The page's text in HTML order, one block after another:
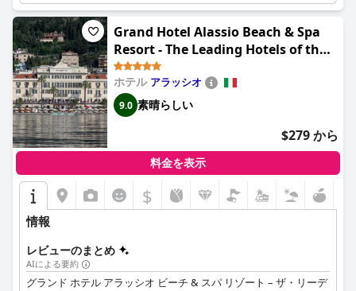
と雰囲気で賞賛されています。
ホテル ミラマーレ & スパでの駐車場は、お客様にとって賛否両
論があり、便利ではあるが高価であると感じる人もいます。事前
に駐車場の予約をお勧めします。また、このサービスには追加料
金が発生することに注意してください。
全体として、ホテル ミラマーレ & スパは、素晴らしいロケーシ
ョン、エレガントな内装、優れたサービス、そして高品質のアメ
ニティの数々を特徴とする、特別なご滞在を提供し、セストリ レ
ヴァンテを訪れる人々にとってお気に入りの選択肢となっていま
す。
Grand Hotel Alassio Beach & Spa
Resort - The Leading Hotels of the
World
ホテル アラッシオ
9.0 素晴らしい
$279 から
料金を表示
$
情報
レビューのまとめ
AIによる要約
グランド ホテル アラッシオ ビーチ & スパ リゾート – ザ・リーデ